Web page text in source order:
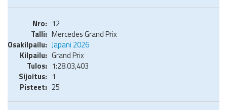
12
Mercedes Grand Prix
Japani 2026
Grand Prix
1:28.03,403
1
25